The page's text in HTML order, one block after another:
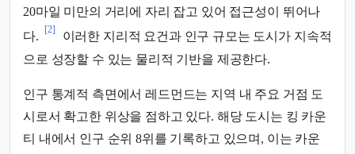
20마일 미만의 거리에 자리 잡고 있어 접근성이 뛰어나
다.
[2]
이러한 지리적 요건과 인구 규모는 도시가 지속적
으로 성장할 수 있는 물리적 기반을 제공한다.
인구 통계적 측면에서 레드먼드는 지역 내 주요 거점 도
시로서 확고한 위상을 점하고 있다. 해당 도시는 킹 카운
티 내에서 인구 순위 8위를 기록하고 있으며, 이는 카운